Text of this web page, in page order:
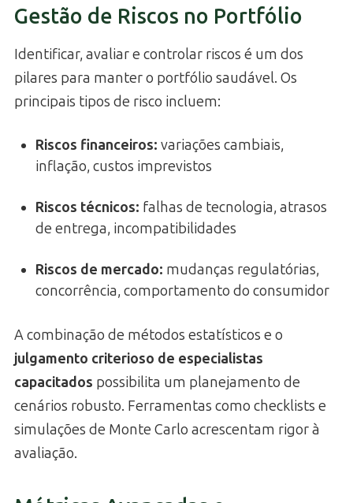
Gestão de Riscos no Portfólio
Identificar, avaliar e controlar riscos é um dos
pilares para manter o portfólio saudável. Os
principais tipos de risco incluem:
Riscos financeiros: variações cambiais,
inflação, custos imprevistos
Riscos técnicos: falhas de tecnologia, atrasos
de entrega, incompatibilidades
Riscos de mercado: mudanças regulatórias,
concorrência, comportamento do consumidor
A combinação de métodos estatísticos e o
julgamento criterioso de especialistas
capacitados possibilita um planejamento de
cenários robusto. Ferramentas como checklists e
simulações de Monte Carlo acrescentam rigor à
avaliação.